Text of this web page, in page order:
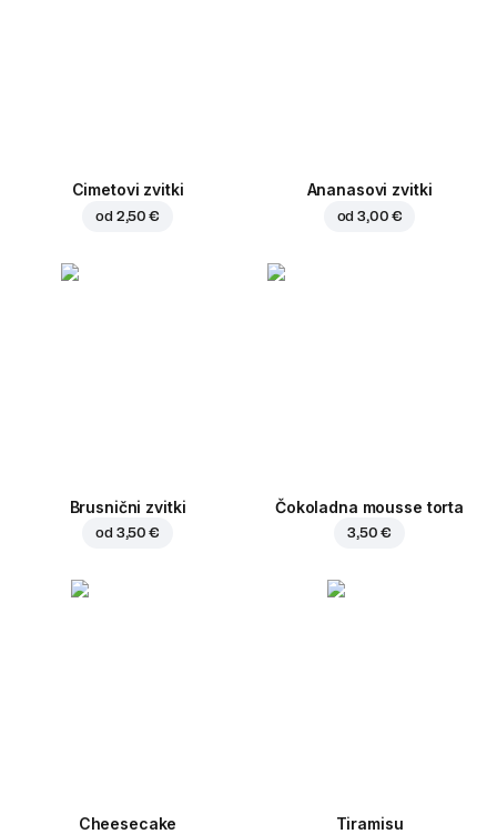
Cimetovi zvitki
od 2,50 €
Ananasovi zvitki
od3,00 €
Brusnični zvitki
od 3,50 €
Čokoladna mousse torta
3,50 €
Cheesecake Tiramisu